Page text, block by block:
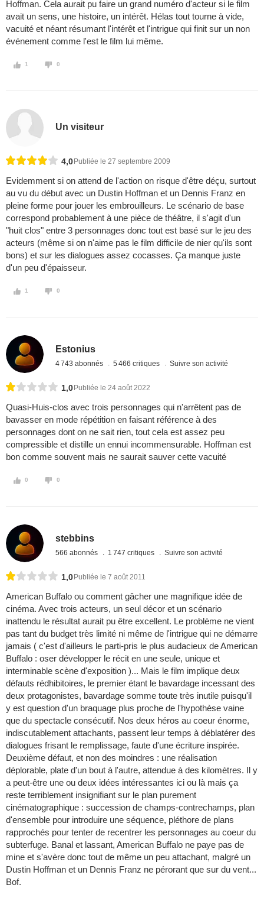
Hoffman. Cela aurait pu faire un grand numéro d'acteur si le film
avait un sens, une histoire, un intérêt. Hélas tout tourne à vide,
vacuité et néant résumant l'intérêt et l'intrigue qui finit sur un non
événement comme l'est le film lui même.
1 0
Un visiteur
4,0 Publiée le 27 septembre 2009
Evidemment si on attend de l'action on risque d'être déçu, surtout
au vu du début avec un Dustin Hoffman et un Dennis Franz en
pleine forme pour jouer les embrouilleurs. Le scénario de base
correspond probablement à une pièce de théâtre, il s'agit d'un
"huit clos" entre 3 personnages donc tout est basé sur le jeu des
acteurs (même si on n'aime pas le film difficile de nier qu'ils sont
bons) et sur les dialogues assez cocasses. Ça manque juste
d'un peu d'épaisseur.
1 0
Estonius
4 743 abonnés 5 466 critiques Suivre son activité
1,0 Publiée le 24 août 2022
Quasi-Huis-clos avec trois personnages qui n'arrêtent pas de
bavasser en mode répétition en faisant référence à des
personnages dont on ne sait rien, tout cela est assez peu
compressible et distille un ennui incommensurable. Hoffman est
bon comme souvent mais ne saurait sauver cette vacuité
0 0
stebbins
566 abonnés 1 747 critiques Suivre son activité
1,0 Publiée le 7 août 2011
American Buffalo ou comment gâcher une magnifique idée de
cinéma. Avec trois acteurs, un seul décor et un scénario
inattendu le résultat aurait pu être excellent. Le problème ne vient
pas tant du budget très limité ni même de l'intrigue qui ne démarre
jamais ( c'est d'ailleurs le parti-pris le plus audacieux de American
Buffalo : oser développer le récit en une seule, unique et
interminable scène d'exposition )... Mais le film implique deux
défauts rédhibitoires, le premier étant le bavardage incessant des
deux protagonistes, bavardage somme toute très inutile puisqu'il
y est question d'un braquage plus proche de l'hypothèse vaine
que du spectacle consécutif. Nos deux héros au coeur énorme,
indiscutablement attachants, passent leur temps à déblatérer des
dialogues frisant le remplissage, faute d'une écriture inspirée.
Deuxième défaut, et non des moindres : une réalisation
déplorable, plate d'un bout à l'autre, attendue à des kilomètres. Il y
a peut-être une ou deux idées intéressantes ici ou là mais ça
reste terriblement insignifiant sur le plan purement
cinématographique : succession de champs-contrechamps, plan
d'ensemble pour introduire une séquence, pléthore de plans
rapprochés pour tenter de recentrer les personnages au coeur du
subterfuge. Banal et lassant, American Buffalo ne paye pas de
mine et s'avère donc tout de même un peu attachant, malgré un
Dustin Hoffman et un Dennis Franz ne pérorant que sur du vent...
Bof.